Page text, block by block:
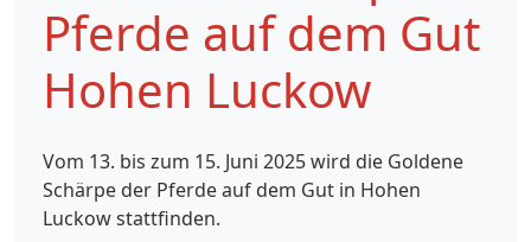
Pferde auf dem Gut
Hohen Luckow
Vom 13. bis zum 15. Juni 2025 wird die Goldene
Schärpe der Pferde auf dem Gut in Hohen
Luckow stattfinden.